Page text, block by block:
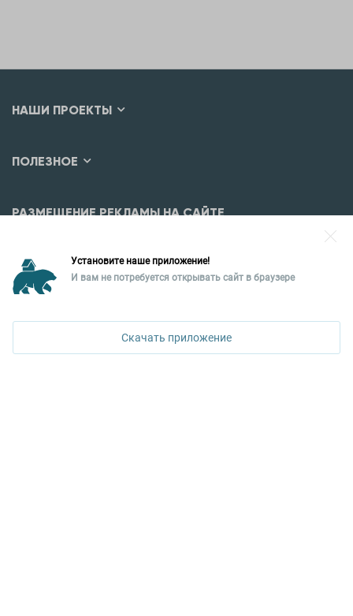
НАШИ ПРОЕКТЫ
ПОЛЕЗНОЕ
РАЗМЕЩЕНИЕ РЕКЛАМЫ НА САЙТЕ
Уральская палата недвижимости
ул. Горького, 65, 0 подъезд, 3 этаж
Установите наше приложение!
И вам не потребуется открывать сайт в браузере
Скачать приложение